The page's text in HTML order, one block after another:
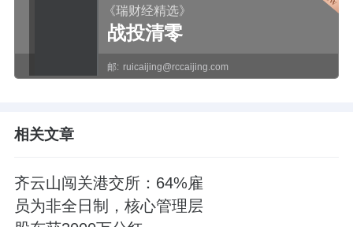
《瑞财经精选》
战投清零
邮: ruicaijing@rccaijing.com
相关文章
齐云山闯关港交所：64%雇
员为非全日制，核心管理层